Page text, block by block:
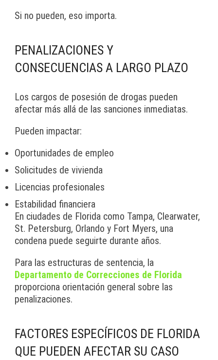
Si no pueden, eso importa.
PENALIZACIONES Y
CONSECUENCIAS A LARGO PLAZO
Los cargos de posesión de drogas pueden
afectar más allá de las sanciones inmediatas.
Pueden impactar:
Oportunidades de empleo
Solicitudes de vivienda
Licencias profesionales
Estabilidad financiera
En ciudades de Florida como Tampa, Clearwater,
St. Petersburg, Orlando y Fort Myers, una
condena puede seguirte durante años.
Para las estructuras de sentencia, la
Departamento de Correcciones de Florida
proporciona orientación general sobre las
penalizaciones.
FACTORES ESPECÍFICOS DE FLORIDA
QUE PUEDEN AFECTAR SU CASO